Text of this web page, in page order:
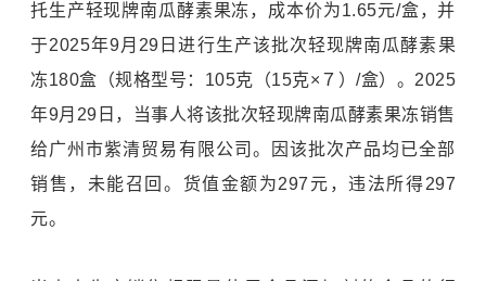
托生产轻现牌南瓜酵素果冻，成本价为1.65元/盒，并
于2025年9月29日进行生产该批次轻现牌南瓜酵素果
冻180盒（规格型号：105克（15克×７）/盒）。2025
年9月29日，当事人将该批次轻现牌南瓜酵素果冻销售
给广州市紫清贸易有限公司。因该批次产品均已全部
销售，未能召回。货值金额为297元，违法所得297
元。